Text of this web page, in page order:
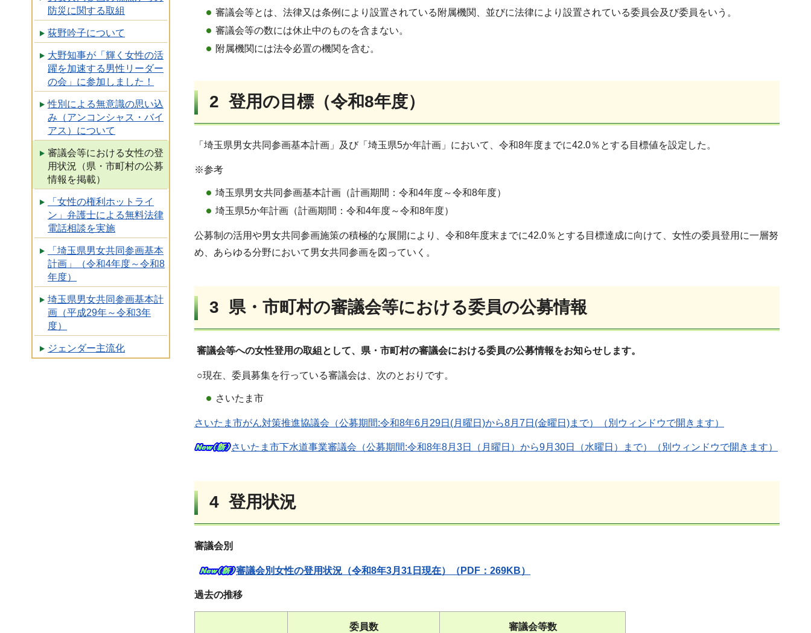
防災に関する取組
荻野吟子について
大野知事が「輝く女性の活
躍を加速する男性リーダー
の会」に参加しました！
性別による無意識の思い込
み（アンコンシャス・バイ
アス）について
審議会等における女性の登
用状況（県・市町村の公募
情報を掲載）
「女性の権利ホットライ
ン」弁護士による無料法律
電話相談を実施
「埼玉県男女共同参画基本
計画」（令和4年度～令和8
年度）
埼玉県男女共同参画基本計
画（平成29年～令和3年
度）
ジェンダー主流化
審議会等とは、法律又は条例により設置されている附属機関、並びに法律により設置されている委員会及び委員をいう。
審議会等の数には休止中のものを含まない。
附属機関には法令必置の機関を含む。
2 登用の目標（令和8年度）
「埼玉県男女共同参画基本計画」及び「埼玉県5か年計画」において、令和8年度までに42.0％とする目標値を設定した。
※参考
埼玉県男女共同参画基本計画（計画期間：令和4年度～令和8年度）
埼玉県5か年計画（計画期間：令和4年度～令和8年度）
公募制の活用や男女共同参画施策の積極的な展開により、令和8年度末までに42.0％とする目標達成に向けて、女性の委員登用に一層努
め、あらゆる分野において男女共同参画を図っていく。
3 県・市町村の審議会等における委員の公募情報
審議会等への女性登用の取組として、県・市町村の審議会における委員の公募情報をお知らせします。
○現在、委員募集を行っている審議会は、次のとおりです。
さいたま市
さいたま市がん対策推進協議会（公募期間:令和8年6月29日(月曜日)から8月7日(金曜日)まで）（別ウィンドウで開きます）
さいたま市下水道事業審議会（公募期間:令和8年8月3日（月曜日）から9月30日（水曜日）まで）（別ウィンドウで開きます）
4 登用状況
審議会別
審議会別女性の登用状況（令和8年3月31日現在）（PDF：269KB）
過去の推移
委員数 審議会等数